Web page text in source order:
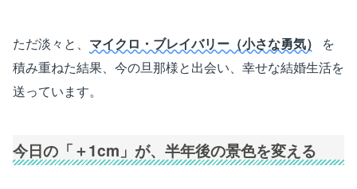
ただ淡々と、 マイクロ・ブレイバリー（小さな勇気）
を
積み重ねた結果、今の旦那様と出会い、幸せな結婚生活を
送っています。
今日の「＋1cm」が、半年後の景色を変える